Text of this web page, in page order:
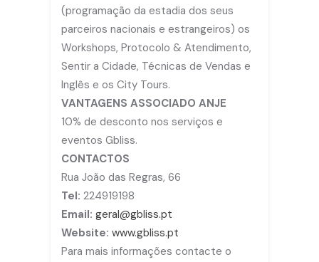
(programação da estadia dos seus
parceiros nacionais e estrangeiros) os
Workshops, Protocolo & Atendimento,
Sentir a Cidade, Técnicas de Vendas e
Inglês e os City Tours.
VANTAGENS ASSOCIADO ANJE
10% de desconto nos serviços e
eventos Gbliss.
CONTACTOS
Rua João das Regras, 66
Tel: 224919198
Email: geral@gbliss.pt
Website: www.gbliss.pt
Para mais informações contacte o